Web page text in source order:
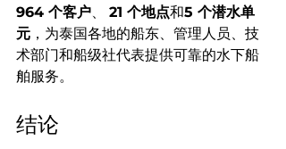
964 个客户、 21 个地点和5 个潜水单
元 ，为泰国各地的船东、管理人员、技
术部门和船级社代表提供可靠的水下船
舶服务。
结论